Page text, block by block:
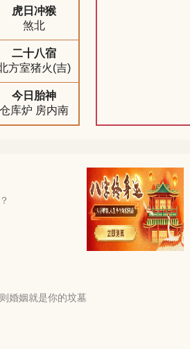
虎日冲猴
煞北
二十八宿
方室猪火(吉)
今日胎神
仓库炉 房内南
婚姻就是你的坟墓